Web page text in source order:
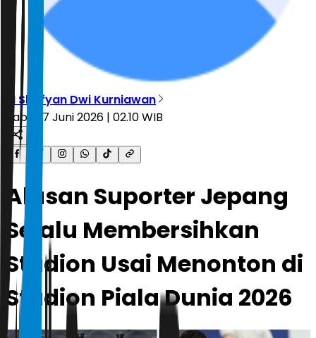
M Shofyan Dwi Kurniawan
Rabu, 17 Juni 2026 | 02.10 WIB
Alasan Suporter Jepang
Selalu Membersihkan
Stadion Usai Menonton di
Stadion Piala Dunia 2026